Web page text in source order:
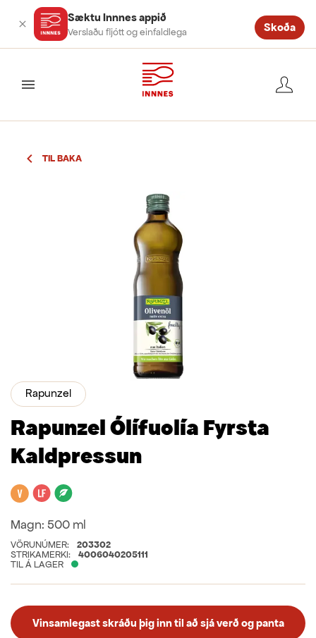
Sæktu Innnes appið
Verslaðu fljótt og einfaldlega Skoða
valmynd
TIL BAKA
Rapunzel
Rapunzel Ólífuolía Fyrsta
Kaldpressun
VeganLaktósafrítt
Magn: 500 ml
VÖRUNÚMER:
203302
STRIKAMERKI:
4006040205111
TIL Á LAGER
Vinsamlegast skráðu þig inn til að sjá verð og panta